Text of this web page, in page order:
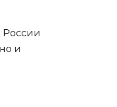
России
и